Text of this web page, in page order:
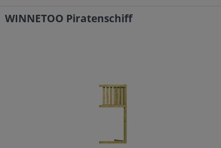
WINNETOO Piratenschiff